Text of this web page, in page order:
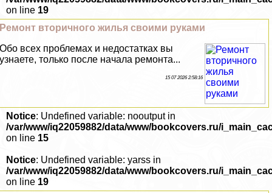
on line 19
Ремонт вторичного жилья своими руками
Обо всех проблемах и недостатках вы
узнаете, только после начала ремонта...
15 07 2026 2:58:16
Notice: Undefined variable: nooutput in
/var/www/iq22059882/data/www/bookcovers.ru/
on line 15
Notice: Undefined variable: yarss in
/var/www/iq22059882/data/www/bookcovers.ru/
on line 19